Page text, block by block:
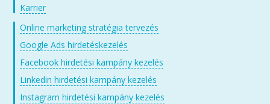
Karrier
Online marketing stratégia tervezés
Google Ads hirdetéskezelés
Facebook hirdetési kampány kezelés
Linkedin hirdetési kampány kezelés
Instagram hirdetési kampány kezelés